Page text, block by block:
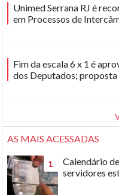
Unimed Serrana RJ é
em Processos de
Fim da escala 6 x 1 é
dos Deputados; proposta
AS MAIS ACESSADAS
1.
Calendário
servidores